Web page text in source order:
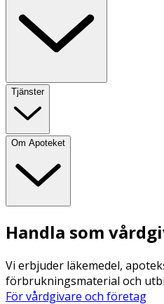
Tjänster
Om Apoteket
Handla som
Vi erbjuder läkemedel,
förbrukningsmaterial och
För vårdgivare och företag